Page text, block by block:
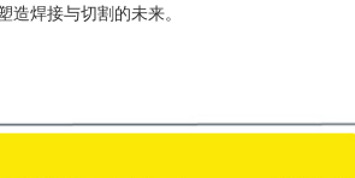
焊接与切割的未来。